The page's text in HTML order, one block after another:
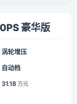
豪华版
涡轮增压
自动档
31.18 万元